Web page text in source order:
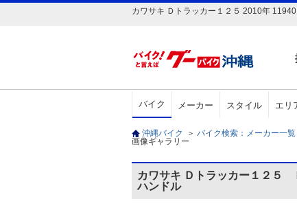
カワサキ Ｄトラッカー１２５ 2010年
バイク メーカー スタイル エリ
沖縄バイク ＞ バイク検索：メーカー一覧
画像ギャラリー
カワサキ Ｄトラッカー１２
ハンドル